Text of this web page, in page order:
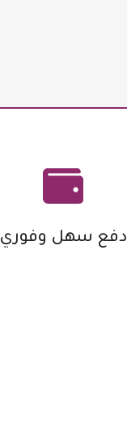
دفع سهل وفوري